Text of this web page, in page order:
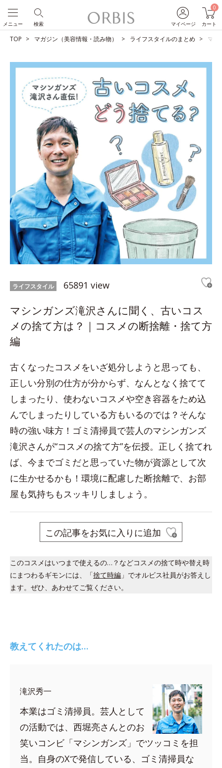
マイページ
0
カート
検索
メニュー
TOP マガジン（美容情報・読み物） ライフスタイルのまとめ マシ
ライフスタイル 65891 view
マシンガンズ滝沢さんに聞く、古いコス
メの捨て方は？｜コスメの断捨離・捨て方
編
古くなったコスメをいざ処分しようと思っても、
正しい分別の仕方が分からず、なんとなく捨てて
しまったり、使わないコスメや空き容器をため込
んでしまったりしている方もいるのでは？そんな
時の強い味方！ゴミ清掃員で芸人のマシンガンズ
滝沢さんが“コスメの捨て方”を伝授。正しく捨てれ
ば、今までゴミだと思っていた物が資源として次
に生かせるかも！環境に配慮した断捨離で、お部
屋も気持ちもスッキリしましょう。
この記事をお気に入りに追加
このコスメはいつまで使えるの…？などコスメの捨て時や替え時
にまつわるギモンには、「捨て時編 」でオルビス社員がお答えし
ます。ぜひ、あわせてご覧ください。
教えてくれたのは…
滝沢秀一
本業はゴミ清掃員。芸人として
の活動では、西堀亮さんとのお
笑いコンビ「マシンガンズ」でツッコミを担
当。自身のXで発信している、ゴミ清掃員な